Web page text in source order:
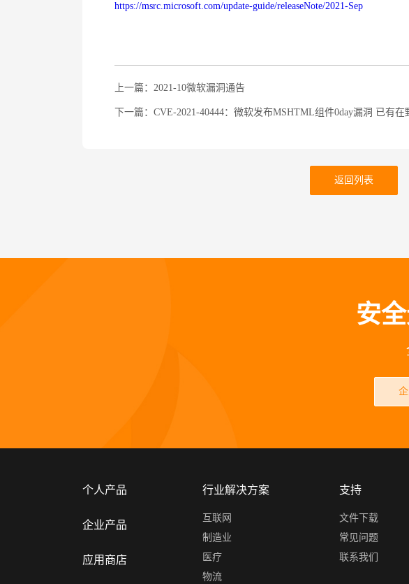
https://msrc.microsoft.com/update-guide/releaseNote/2021-Sep
上一篇：2021-10微软漏洞通告
下一篇：CVE-2021-40444：微软发布MSHTML组件0day漏洞 已有在
返回列表
安
个人产品
企业产品
应用商店
行业解决方案
互联网
制造业
医疗
物流
支持
文件下载
常见问题
联系我们